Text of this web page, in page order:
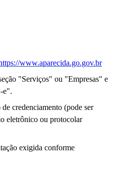
www.aparecida.go.gov.br
"Serviços" ou "Empresas" e
e".
credenciamento (pode ser
eletrônico ou protocolar
exigida conforme